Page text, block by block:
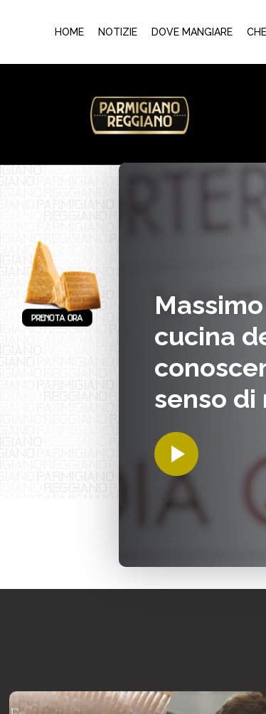
HOME NOTIZIE DOVE MANGIARE
cucina
senso